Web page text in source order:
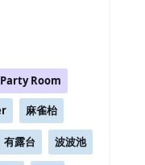
Party Room
麻雀枱
有露台 波波池